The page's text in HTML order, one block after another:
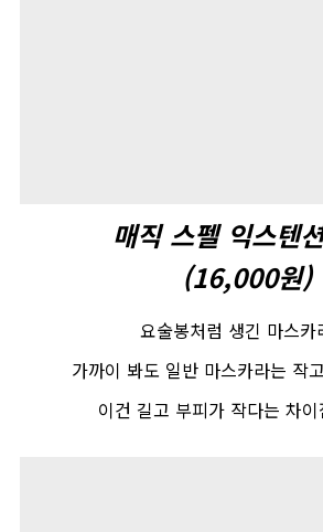
매직 스펠 익스텐
(16,000원)
요술봉처럼 생긴 마스카
가까이 봐도 일반 마스카라는 작
이건 길고 부피가 작다는 차이